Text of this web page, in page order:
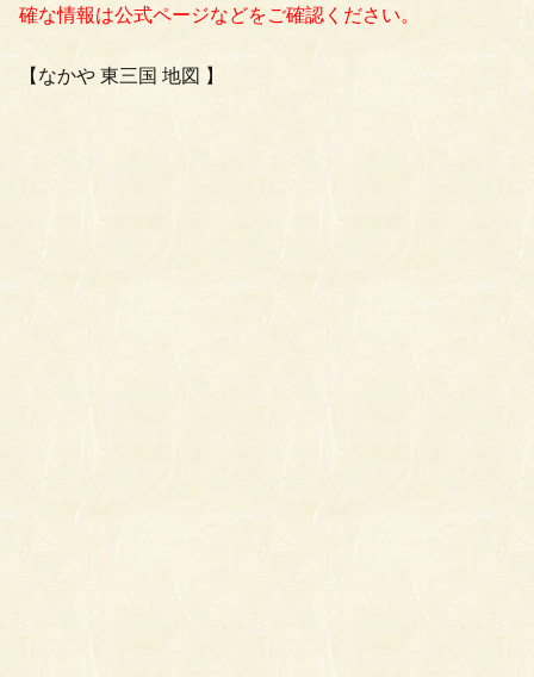
確な情報は公式ページなどをご確認ください。
【なかや 東三国 地図 】